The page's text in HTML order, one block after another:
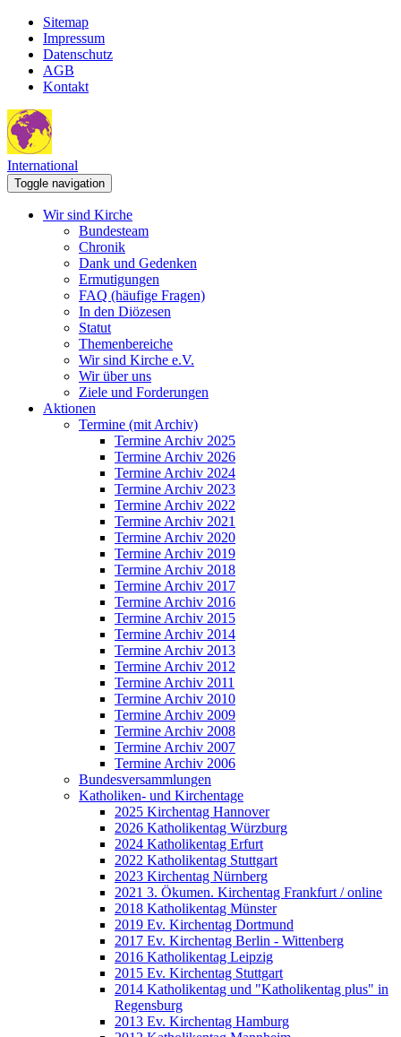
Sitemap
Impressum
Datenschutz
AGB
Kontakt
International
Toggle navigation
Wir sind Kirche
Bundesteam
Chronik
Dank und Gedenken
Ermutigungen
FAQ (häufige Fragen)
In den Diözesen
Statut
Themenbereiche
Wir sind Kirche e.V.
Wir über uns
Ziele und Forderungen
Aktionen
Termine (mit Archiv)
Termine Archiv 2025
Termine Archiv 2026
Termine Archiv 2024
Termine Archiv 2023
Termine Archiv 2022
Termine Archiv 2021
Termine Archiv 2020
Termine Archiv 2019
Termine Archiv 2018
Termine Archiv 2017
Termine Archiv 2016
Termine Archiv 2015
Termine Archiv 2014
Termine Archiv 2013
Termine Archiv 2012
Termine Archiv 2011
Termine Archiv 2010
Termine Archiv 2009
Termine Archiv 2008
Termine Archiv 2007
Termine Archiv 2006
Bundesversammlungen
Katholiken- und Kirchentage
2025 Kirchentag Hannover
2026 Katholikentag Würzburg
2024 Katholikentag Erfurt
2022 Katholikentag Stuttgart
2023 Kirchentag Nürnberg
2021 3. Ökumen. Kirchentag Frankfurt / online
2018 Katholikentag Münster
2019 Ev. Kirchentag Dortmund
2017 Ev. Kirchentag Berlin - Wittenberg
2016 Katholikentag Leipzig
2015 Ev. Kirchentag Stuttgart
2014 Katholikentag und "Katholikentag plus" in
Regensburg
2013 Ev. Kirchentag Hamburg